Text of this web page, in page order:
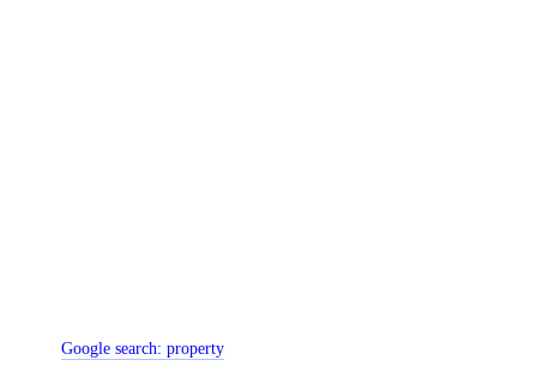
Google search:property